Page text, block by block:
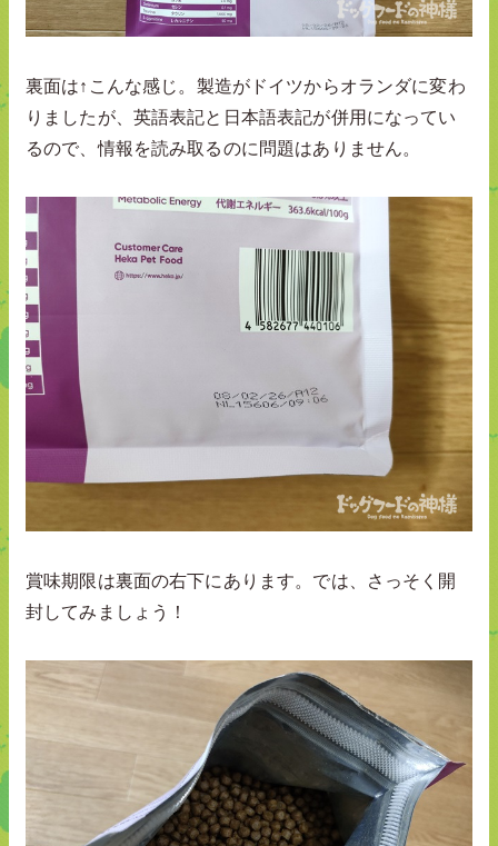
裏面は↑こんな感じ。製造がドイツからオランダに変わ
りましたが、英語表記と日本語表記が併用になってい
るので、情報を読み取るのに問題はありません。
賞味期限は裏面の右下にあります。では、さっそく開
封してみましょう！